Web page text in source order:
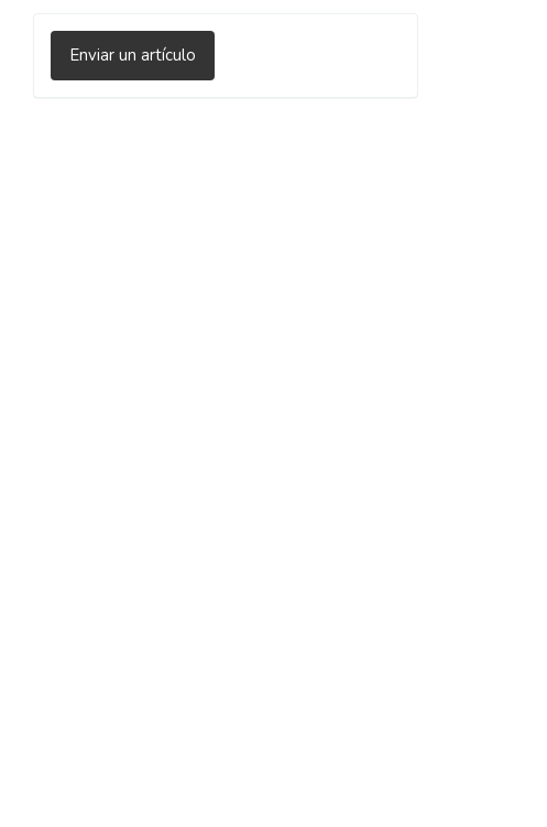
Enviar
unEnviar un artículo